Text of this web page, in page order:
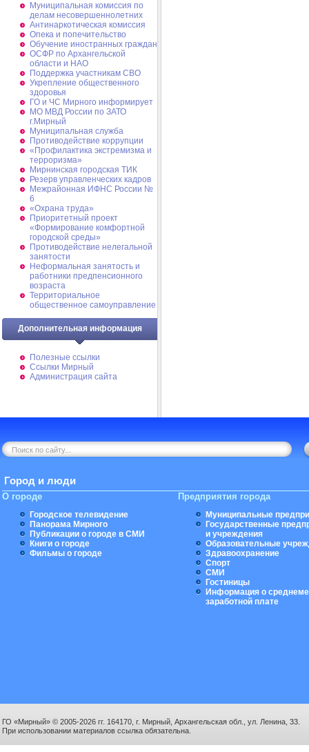
Муниципальная комиссия по
делам несовершеннолетних
Антинаркотическая комиссия
Опека и попечительство
Обучение иностранных граждан
ОСФР по Архангельской
области и НАО
Поддержка участникам СВО
Укрепление общественного
здоровья
ГО и ЧС Мирного информирует
МО МВД России по ЗАТО
г.Мирный
Муниципальная cлужба
Противодействие коррупции
«Профилактика экстремизма и
терроризма»
Мирнинская городская ТИК
Резерв управленческих кадров
Межрайонная ИФНС России №
6
«Охрана труда»
Приоритетный проект
«Формирование комфортной
городской среды»
Противодействие нелегальной
занятости
Неформальная занятость и
работники предпенсионного
возраста
Территориальное
общественное самоуправление
Дополнительная информация
Полезные ссылки
Ссылки Мирный
Администрация сайта
Город и люди
О городе
Городское телевидение
Панорама Мирного
Публикации о городе в СМИ
Книги о городе
Фильмы о городе
Предприятия города
Муниципальные
Государственные
и учреждения
Образовательные
Здравоохранение
Спорт
СМИ
Гостиницы
Информация о
заработной плате
ГО «Мирный» © 2005-2026 гг. 164170, г. Мирный, Архангельская обл., ул. Ленина, 33.
При использовании материалов ссылка обязательна.